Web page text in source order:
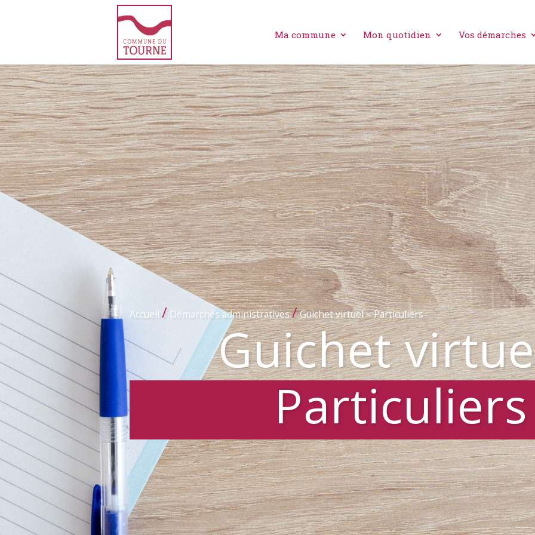
Ma commune Mon quotidien Vos démarches
Accueil / Démarches administratives/Guichet virtuel – Particuliers
Guichet
Particuliers